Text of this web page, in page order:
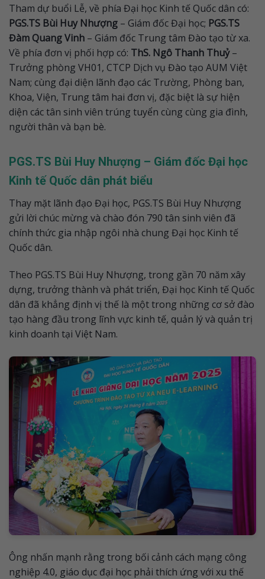
Tham dự buổi Lễ, về phía Đại học Kinh tế Quốc dân có:
PGS.TS Bùi Huy Nhượng – Giám đốc Đại học; PGS.TS
Đàm Quang Vinh – Giám đốc Trung tâm Đào tạo từ xa.
Về phía đơn vị phối hợp có: ThS. Ngô Thanh Thuỷ–
Trưởng phòng VH01, CTCP Dịch vụ Đào tạo AUM Việt
Nam; cùng đại diện lãnh đạo các Trường, Phòng ban,
Khoa, Viện, Trung tâm hai đơn vị, đặc biệt là sự hiện
diện các tân sinh viên trúng tuyển cùng cùng gia đình,
người thân và bạn bè.
PGS.TS Bùi Huy Nhượng – Giám đốc Đại học
Kinh tế Quốc dân phát biểu
Thay mặt lãnh đạo Đại học, PGS.TS Bùi Huy Nhượng
gửi lời chúc mừng và chào đón 790 tân sinh viên đã
chính thức gia nhập ngôi nhà chung Đại học Kinh tế
Quốc dân.
Theo PGS.TS Bùi Huy Nhượng, trong gần 70 năm xây
dựng, trưởng thành và phát triển, Đại học Kinh tế Quốc
dân đã khẳng định vị thế là một trong những cơ sở đào
tạo hàng đầu trong lĩnh vực kinh tế, quản lý và quản trị
kinh doanh tại Việt Nam.
Ông nhấn mạnh rằng trong bối cảnh cách mạng công
nghiệp 4.0, giáo dục đại học phải thích ứng với xu thế